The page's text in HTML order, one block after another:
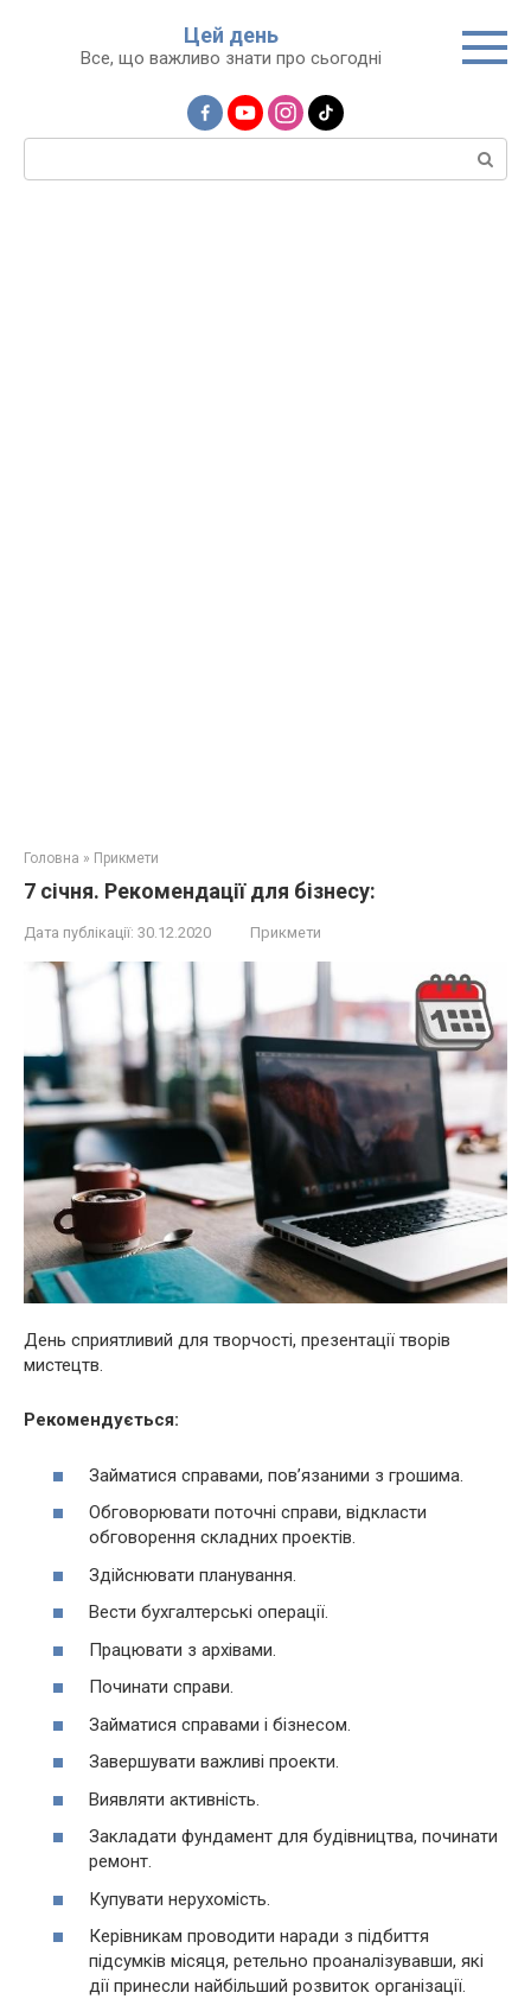
Цей день
Все, що важливо знати про сьогодні
Пошук:
Головна » Прикмети
7 січня. Рекомендації для бізнесу:
Дата публікації: 30.12.2020 Прикмети
День сприятливий для творчості, презентації творів
мистецтв.
Рекомендується:
Займатися справами, пов’язаними з грошима.
Обговорювати поточні справи, відкласти
обговорення складних проектів.
Здійснювати планування.
Вести бухгалтерські операції.
Працювати з архівами.
Починати справи.
Займатися справами і бізнесом.
Завершувати важливі проекти.
Виявляти активність.
Закладати фундамент для будівництва, починати
ремонт.
Купувати нерухомість.
Керівникам проводити наради з підбиття
підсумків місяця, ретельно проаналізувавши, які
дії принесли найбільший розвиток організації.